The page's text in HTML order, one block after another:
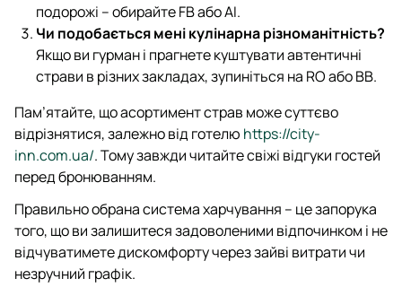
подорожі – обирайте FB або AI.
Чи подобається мені кулінарна різноманітність?
Якщо ви гурман і прагнете куштувати автентичні
страви в різних закладах, зупиніться на RO або BB.
Пам’ятайте, що асортимент страв може суттєво
відрізнятися, залежно від готелю https://city-
inn.com.ua/. Тому завжди читайте свіжі відгуки гостей
перед бронюванням.
Правильно обрана система харчування – це запорука
того, що ви залишитеся задоволеними відпочинком і не
відчуватимете дискомфорту через зайві витрати чи
незручний графік.